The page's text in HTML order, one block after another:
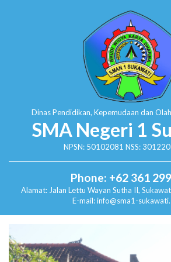
Dinas Pendidikan, Kepemudaan dan
SMA Negeri 1
NPSN: 50102081 NSS:
Phone: +62 361
Alamat: Jalan Lettu Wayan Sutha II,
E-mail: info@sma1-